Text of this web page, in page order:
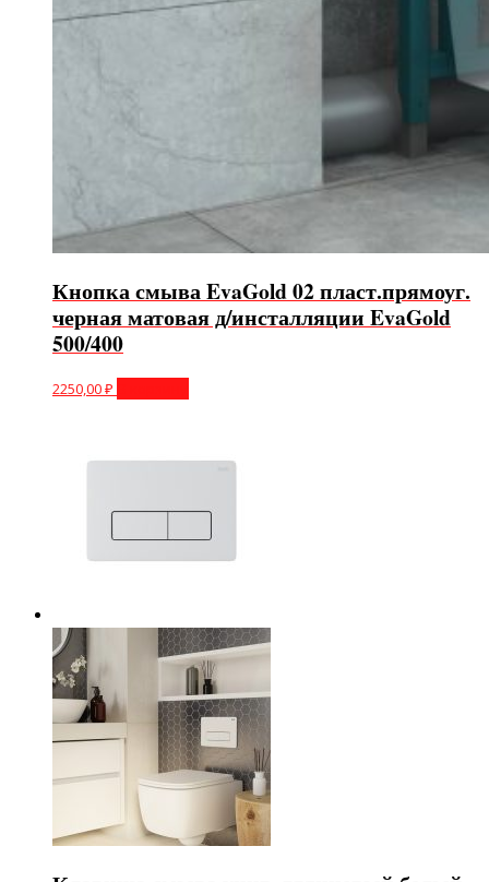
Кнопка смыва EvaGold 02 пласт.прямоуг.
черная матовая д/инсталляции EvaGold
500/400
2250,00₽